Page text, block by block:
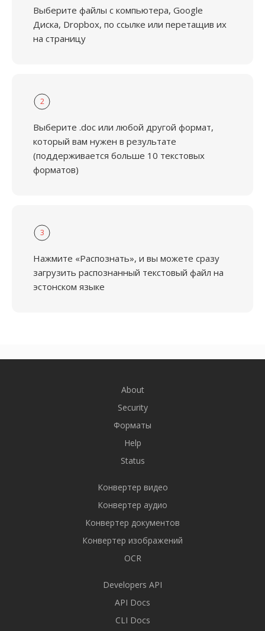
Выберите файлы с компьютера, Google
Диска, Dropbox, по ссылке или перетащив их
на страницу
2
Выберите .doc или любой другой формат,
который вам нужен в результате
(поддерживается больше 10 текстовых
форматов)
3
Нажмите «Распознать», и вы можете сразу
загрузить распознанный текстовый файл на
эстонском языке
About
Security
Форматы
Help
Status
Конвертер видео
Конвертер аудио
Конвертер документов
Конвертер изображений
OCR
Developers API
API Docs
CLI Docs